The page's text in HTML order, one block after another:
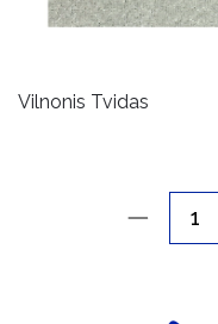
Vilnonis Tvidas